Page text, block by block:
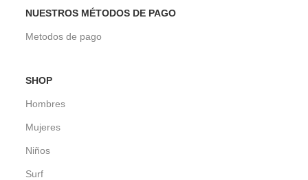
NUESTROS MÉTODOS DE PAGO
Metodos de pago
SHOP
Hombres
Mujeres
Niños
Surf